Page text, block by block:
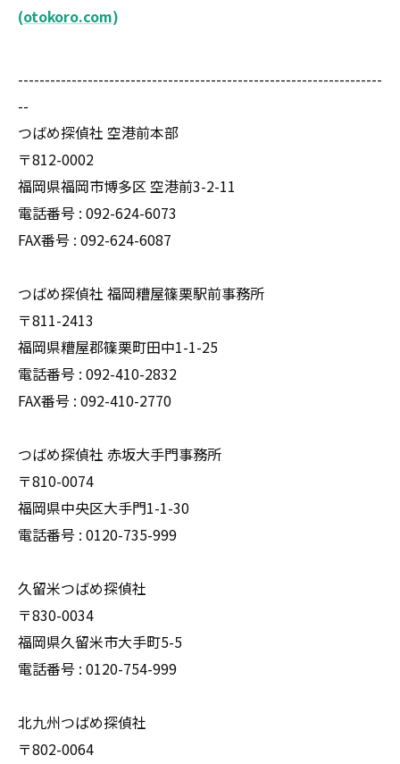
(otokoro.com)
--------------------------------------------------------------------
--
つばめ探偵社 空港前本部
〒812-0002
福岡県福岡市博多区 空港前3-2-11
電話番号 : 092-624-6073
FAX番号 : 092-624-6087
つばめ探偵社 福岡糟屋篠栗駅前事務所
〒811-2413
福岡県糟屋郡篠栗町田中1-1-25
電話番号 : 092-410-2832
FAX番号 : 092-410-2770
つばめ探偵社 赤坂大手門事務所
〒810-0074
福岡県中央区大手門1-1-30
電話番号 : 0120-735-999
久留米つばめ探偵社
〒830-0034
福岡県久留米市大手町5-5
電話番号 : 0120-754-999
北九州つばめ探偵社
〒802-0064